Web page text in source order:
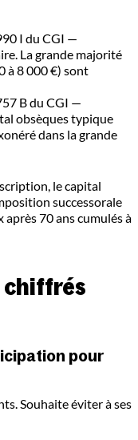
I du CGI —
La grande majorité
à 8 000 €) sont
B du CGI —
obsèques typique
dans la grande
le capital
successorale
après 70 ans cumulés à
chiffrés
pour
Souhaite éviter à ses